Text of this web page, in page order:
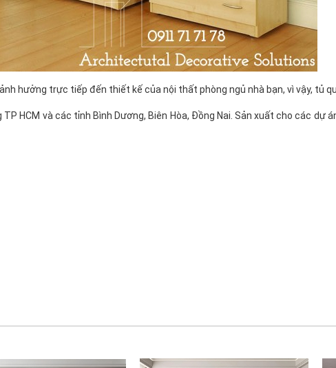
hưởng trực tiếp đến thiết kế của nội thất phòng ngủ nhà bạn, vì vậy, tủ
HCM và các tỉnh Bình Dương, Biên Hòa, Đồng Nai. Sản xuất cho các dự